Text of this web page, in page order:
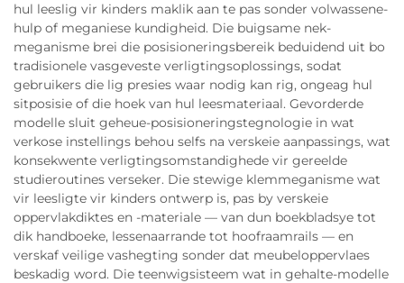
hul leeslig vir kinders maklik aan te pas sonder volwassene-
hulp of meganiese kundigheid. Die buigsame nek-
meganisme brei die posisioneringsbereik beduidend uit bo
tradisionele vasgeveste verligtingsoplossings, sodat
gebruikers die lig presies waar nodig kan rig, ongeag hul
sitposisie of die hoek van hul leesmateriaal. Gevorderde
modelle sluit geheue-posisioneringstegnologie in wat
verkose instellings behou selfs na verskeie aanpassings, wat
konsekwente verligtingsomstandighede vir gereelde
studieroutines verseker. Die stewige klemmeganisme wat
vir leesligte vir kinders ontwerp is, pas by verskeie
oppervlakdiktes en -materiale — van dun boekbladsye tot
dik handboeke, lessenaarrande tot hoofraamrails — en
verskaf veilige vashegting sonder dat meubeloppervlaes
beskadig word. Die teenwigsisteem wat in gehalte-modelle